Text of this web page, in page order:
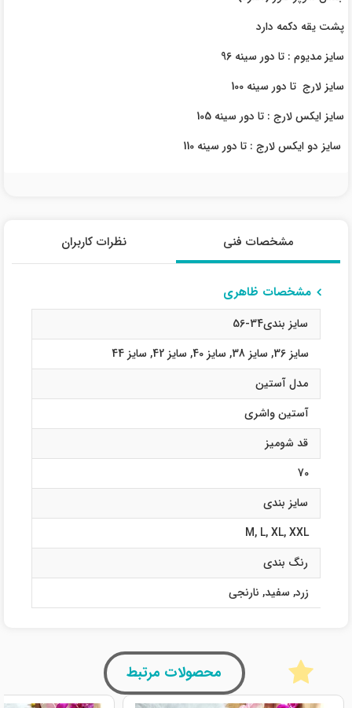
پشت یقه دکمه دارد
سایز مدیوم : تا دور سینه 96
سایز لارج تا دور سینه 100
سایز ایکس لارج : تا دور سینه 105
سایز دو ایکس لارج : تا دور سینه 110
مشخصات فنی نظرات کاربران
مشخصات ظاهری
سایز بندی34-56
سایز 36
, سایز 38 , سایز 40 , سایز 42 , سایز 44
مدل آستین
آستین واشری
قد شومیز
70
سایز بندی
M, L,XL,XXL
رنگ بندی
زرد, سفید, نارنجی
محصولات مرتبط